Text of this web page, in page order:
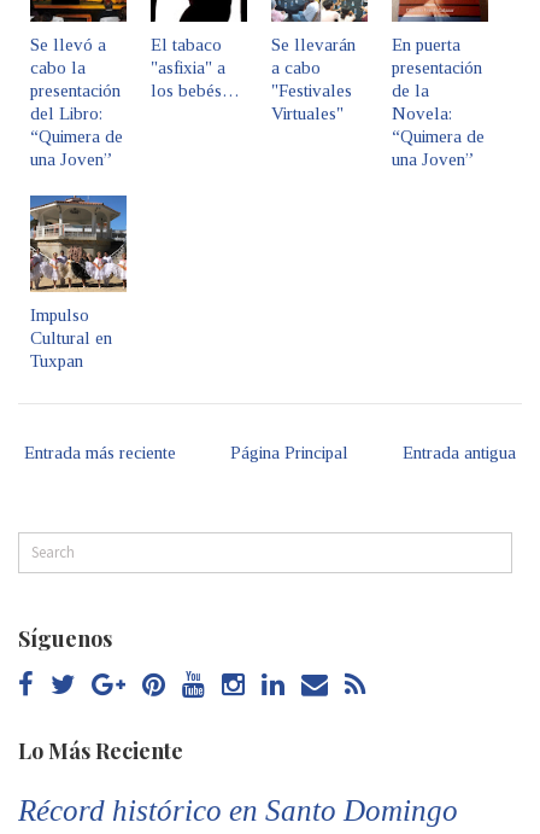
Se llevó a
cabo la
presentación
del Libro:
“Quimera de
una Joven”
El tabaco
"asfixia" a
los bebés…
Se llevarán
a cabo
"Festivales
Virtuales"
En puerta
presentación
de la
Novela:
“Quimera de
una Joven”
Impulso
Cultural en
Tuxpan
Entrada más reciente Entrada antigua
Página Principal
Síguenos
Lo Más Reciente
Récord histórico en Santo Domingo